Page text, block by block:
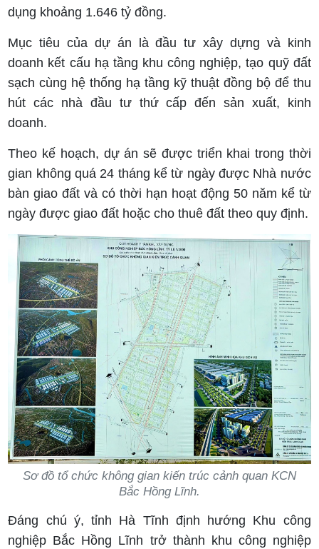
dụng khoảng 1.646 tỷ đồng.
Mục tiêu của dự án là đầu tư xây dựng và kinh
doanh kết cấu hạ tầng khu công nghiệp, tạo quỹ đất
sạch cùng hệ thống hạ tầng kỹ thuật đồng bộ để thu
hút các nhà đầu tư thứ cấp đến sản xuất, kinh
doanh.
Theo kế hoạch, dự án sẽ được triển khai trong thời
gian không quá 24 tháng kể từ ngày được Nhà nước
bàn giao đất và có thời hạn hoạt động 50 năm kể từ
ngày được giao đất hoặc cho thuê đất theo quy định.
Sơ đồ tổ chức không gian kiến trúc cảnh quan KCN
Bắc Hồng Lĩnh.
Đáng chú ý, tỉnh Hà Tĩnh định hướng Khu công
nghiệp Bắc Hồng Lĩnh trở thành khu công nghiệp